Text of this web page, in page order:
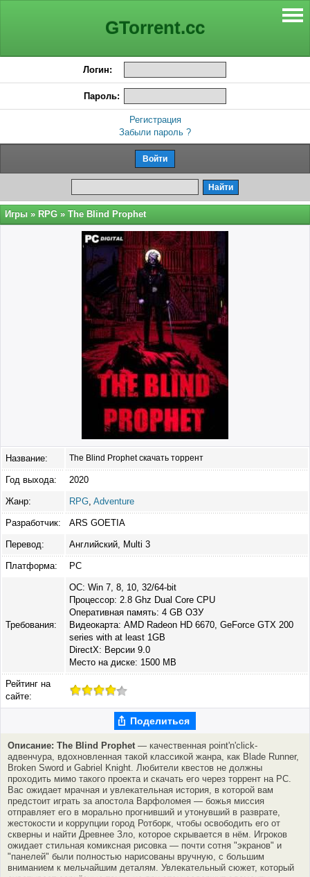
GTorrent.cc
Логин:
Пароль:
Регистрация
Забыли пароль ?
Игры » RPG » The Blind Prophet
Название: The Blind Prophet скачать торрент
Год выхода: 2020
Жанр: RPG Adventure
Разработчик: ARS GOETIA
Перевод: Английский, Multi 3
Платформа: PC
Требования:
ОС: Win 7, 8, 10, 32/64-bit
Процессор: 2.8 Ghz Dual Core CPU
Оперативная память: 4 GB ОЗУ
Видеокарта: AMD Radeon HD 6670, GeForce GTX 200
series with at least 1GB
DirectX: Версии 9.0
Место на диске: 1500 MB
Рейтинг на
сайте:
Поделиться
Описание: The Blind Prophet — качественная point'n'click-
адвенчура, вдохновленная такой классикой жанра, как Blade Runner,
Broken Sword и Gabriel Knight. Любители квестов не должны
проходить мимо такого проекта и скачать его через торрент на PC.
Вас ожидает мрачная и увлекательная история, в которой вам
предстоит играть за апостола Варфоломея — божья миссия
отправляет его в морально прогнивший и утонувший в разврате,
жестокости и коррупции город Ротборк, чтобы освободить его от
скверны и найти Древнее Зло, которое скрывается в нём. Игроков
ожидает стильная комиксная рисовка — почти сотня "экранов" и
"панелей" были полностью нарисованы вручную, с большим
вниманием к мельчайшим деталям. Увлекательный сюжет, который